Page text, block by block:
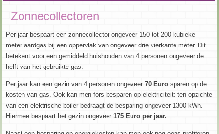
Zonnecollectoren
Per jaar bespaart een zonnecollector ongeveer 150 tot 200 kubieke
meter aardgas bij een oppervlak van ongeveer drie vierkante meter. Dit
betekent voor een gemiddeld huishouden van 4 personen ongeveer de
helft van het gebruikte gas.
Per jaar kan een gezin van 4 personen ongeveer70 Euro sparen op de
kosten van gas. Ook kan men fors besparen op elektriciteit: ten opzichte
van een elektrische boiler bedraagt de besparing ongeveer 1300 kWh.
Hiermee bespaart het gezin ongeveer 175 Euro per jaar.